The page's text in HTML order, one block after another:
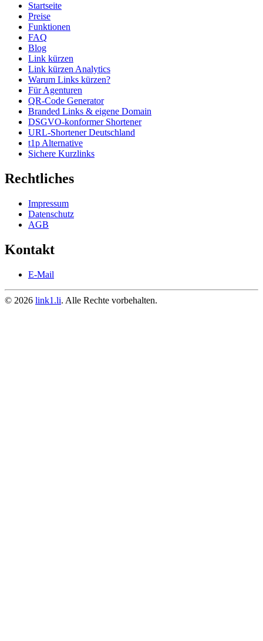
Startseite
Preise
Funktionen
FAQ
Blog
Link kürzen
Link kürzen Analytics
Warum Links kürzen?
Für Agenturen
QR-Code Generator
Branded Links & eigene Domain
DSGVO-konformer Shortener
URL-Shortener Deutschland
t1p Alternative
Sichere Kurzlinks
Rechtliches
Impressum
Datenschutz
AGB
Kontakt
E-Mail
© 2026 link1.li. Alle Rechte vorbehalten.